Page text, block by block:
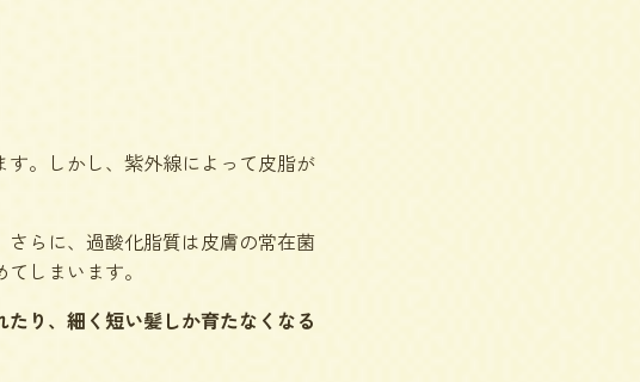
。しかし、紫外線によって皮脂が
さらに、過酸化脂質は皮膚の常在菌
てしまいます。
たり、細く短い髪しか育たなくなる